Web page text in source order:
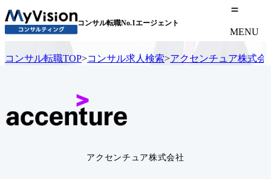
コンサル転職No.1エージェント
MENU
コンサル転職TOP>コンサル求人検索>アクセンチュア株式会
アクセンチュア株式会社